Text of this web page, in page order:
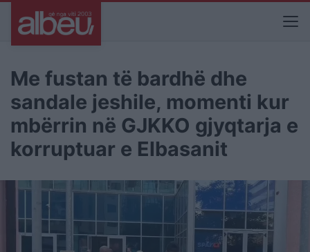
Me fustan të bardhë dhe
sandale jeshile, momenti kur
mbërrin në GJKKO gjyqtarja e
korruptuar e Elbasanit